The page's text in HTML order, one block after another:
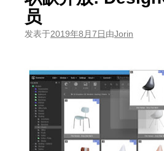
员
发表于2019年8月7日由Jorin